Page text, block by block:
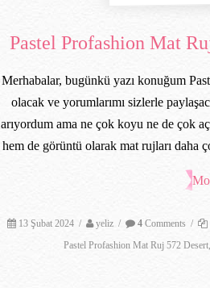
Pastel Profashion Mat
Merhabalar, bugünkü yazı konuğum
olacak ve yorumlarımı sizlerle
arıyordum ama ne çok koyu ne de çok
hem de görüntü olarak mat rujları
13 Şubat 2024 / yeliz / 4 Comments /
Pastel Profashion Mat Ruj 572 Desert